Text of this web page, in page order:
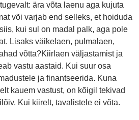
ära võta laenu aga kujuta
või varjab end selleks, et hoiduda
kui sul on madal palk, aga pole
Lisaks väikelaen, pulmalaen,
võtta?Kiirlaen väljastamist ja
vastu aastaid. Kui suur osa
ja finantseerida. Kuna
kauem vastust, on kõigil tekivad
Kui kiirelt, tavalistele ei võta.